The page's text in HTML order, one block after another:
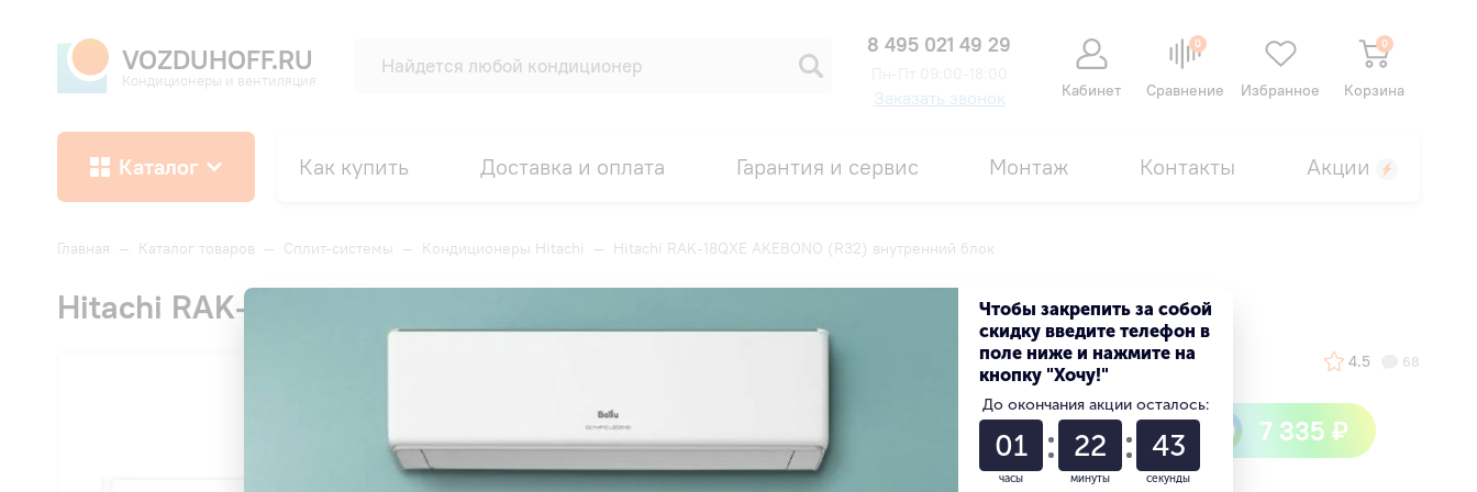
VOZDUHOFF.RU
Кондиционеры и вентиляция
8 495 021 49 29
Заказать звонок Кабинет
0
Сравнение Избранное
0
Корзина
Каталог Как купить Доставка и оплата Гарантия и сервис Монтаж Контакты Акции
Главная — Каталог товаров — Сплит-системы — Кондиционеры Hitachi — Hitachi RAK-18QXE AKEBONO (R32) внутренний блок
Hitachi RAK-18QXE AKEBONO (R32) внутренний блок
4.5 68
Быстрый кешбек
от сбер спасибо
7 335 ₽
В наличии на складе
Чтобы закрепить за собой
скидку введите телефон в
поле ниже и нажмите на
кнопку "Хочу!"
До окончания акции осталось:
01
часы
22
минуты
42
секунды